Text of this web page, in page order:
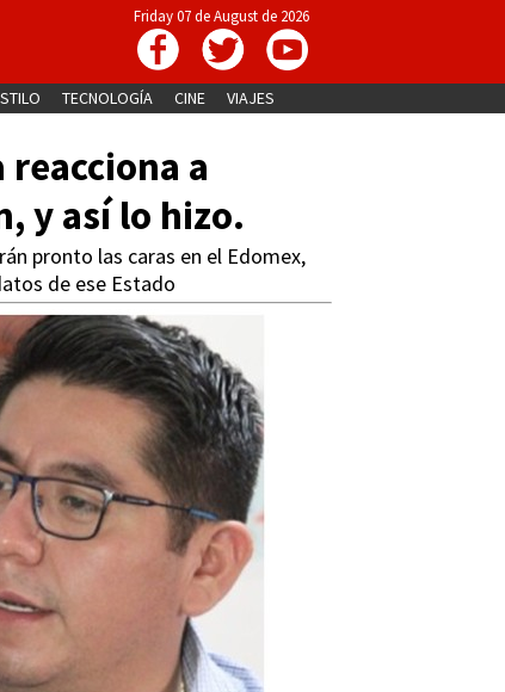
Friday 07 de August de 2026
TECNOLOGÍA CINE VIAJES
reacciona a
y así lo hizo.
pronto las caras en el Edomex,
de ese Estado